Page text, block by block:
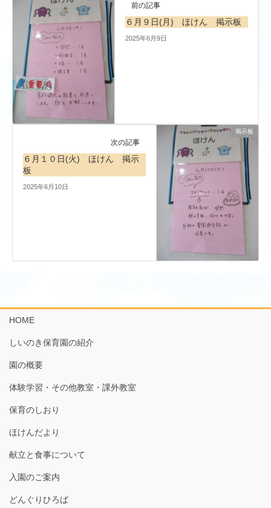
前の記事
６月９日(月) ほけん 掲示板
2025年6月9日
掲示板
次の記事
６月１０日(火) ほけん 掲示
板
2025年6月10日
HOME
しいのき保育園の紹介
園の概要
体験学習・その他教室・課外教室
保育のしおり
ほけんだより
献立と食事について
入園のご案内
どんぐりひろば